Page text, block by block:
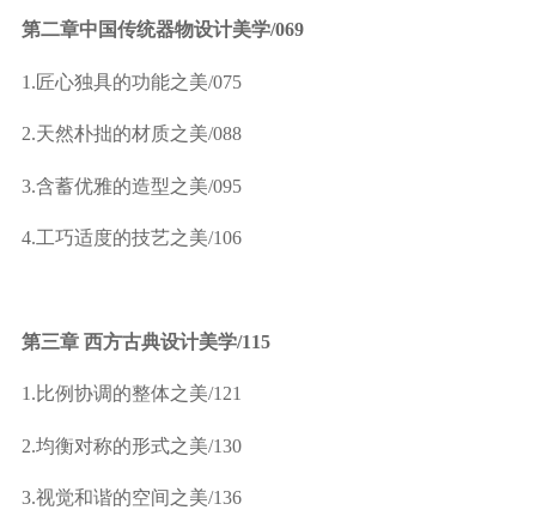
第二章中国传统器物设计美学/069
1.匠心独具的功能之美/075
2.天然朴拙的材质之美/088
3.含蓄优雅的造型之美/095
4.工巧适度的技艺之美/106
第三章 西方古典设计美学/115
1.比例协调的整体之美/121
2.均衡对称的形式之美/130
3.视觉和谐的空间之美/136